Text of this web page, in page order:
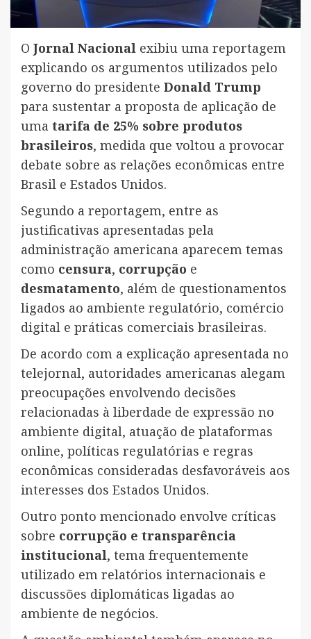
O Jornal Nacional exibiu uma reportagem
explicando os argumentos utilizados pelo
governo do presidente Donald Trump
para sustentar a proposta de aplicação de
uma tarifa de 25% sobre produtos
brasileiros, medida que voltou a provocar
debate sobre as relações econômicas entre
Brasil e Estados Unidos.
Segundo a reportagem, entre as
justificativas apresentadas pela
administração americana aparecem temas
como censura, corrupção e
desmatamento, além de questionamentos
ligados ao ambiente regulatório, comércio
digital e práticas comerciais brasileiras.
De acordo com a explicação apresentada no
telejornal, autoridades americanas alegam
preocupações envolvendo decisões
relacionadas à liberdade de expressão no
ambiente digital, atuação de plataformas
online, políticas regulatórias e regras
econômicas consideradas desfavoráveis aos
interesses dos Estados Unidos.
Outro ponto mencionado envolve críticas
sobre corrupção e transparência
institucional, tema frequentemente
utilizado em relatórios internacionais e
discussões diplomáticas ligadas ao
ambiente de negócios.